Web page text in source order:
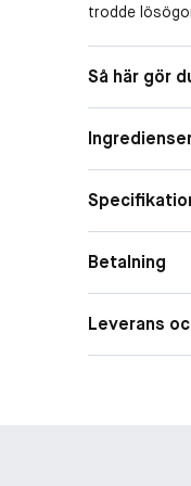
trodde
produkt och
för dig som
applicera och
Så här gör
Betalning
Leverans